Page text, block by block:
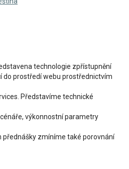
technologie zpřístupnění
do prostředí webu prostřednictvím
Představíme technické
výkonnostní parametry
přednášky zmíníme také porovnání